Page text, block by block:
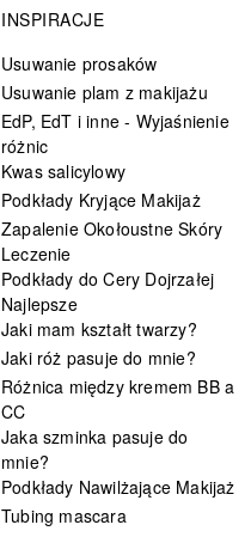
INSPIRACJE
Usuwanie prosaków
Usuwanie plam z makijażu
EdP, EdT i inne - Wyjaśnienie
różnic
Kwas salicylowy
Podkłady Kryjące Makijaż
Zapalenie Okołoustne Skóry
Leczenie
Podkłady do Cery Dojrzałej
Najlepsze
Jaki mam kształt twarzy?
Jaki róż pasuje do mnie?
Różnica między kremem BB a
CC
Jaka szminka pasuje do
mnie?
Podkłady Nawilżające Makijaż
Tubing mascara